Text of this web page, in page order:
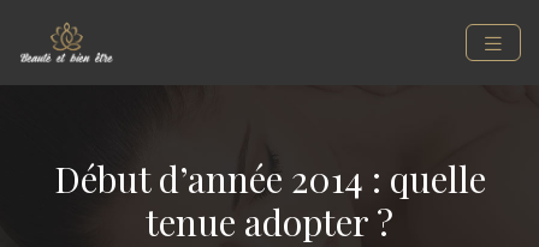
Début d’année 2014 : quelle
tenue adopter ?